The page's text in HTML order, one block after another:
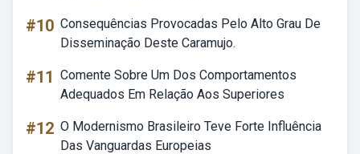
#10 Consequências Provocadas Pelo Alto Grau De
Disseminação Deste Caramujo.
#11 Comente Sobre Um Dos Comportamentos
Adequados Em Relação Aos Superiores
#12 O Modernismo Brasileiro Teve Forte Influência
Das Vanguardas Europeias